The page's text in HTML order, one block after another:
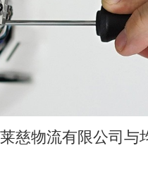
慈物流有限公司与